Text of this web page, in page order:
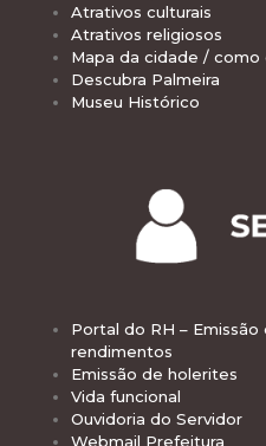
Atrativos culturais
Atrativos religiosos
Mapa da cidade / como
Descubra Palmeira
Museu Histórico
Portal do RH –
rendimentos
Emissão de holerites
Vida funcional
Ouvidoria do Servidor
Webmail Prefeitura